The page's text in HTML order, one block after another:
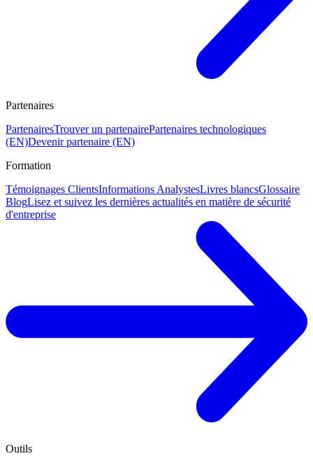
Partenaires
PartenairesTrouver un partenairePartenaires technologiques
(EN)Devenir partenaire (EN)
Formation
Témoignages ClientsInformations AnalystesLivres blancsGlossaire
BlogLisez et suivez les dernières actualités en matière de sécurité
d'entreprise
Outils